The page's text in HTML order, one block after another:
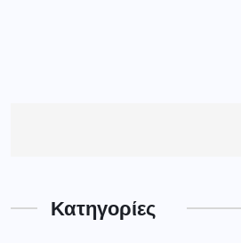
Κατηγορίες